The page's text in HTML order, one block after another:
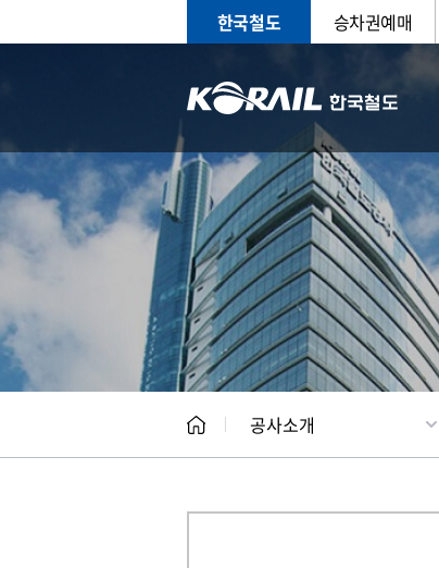
한국철도 승차권예매
CEO
공사소개